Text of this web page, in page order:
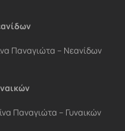
Παναγιώτα – Νεανίδων
Παναγιώτα – Γυναικών